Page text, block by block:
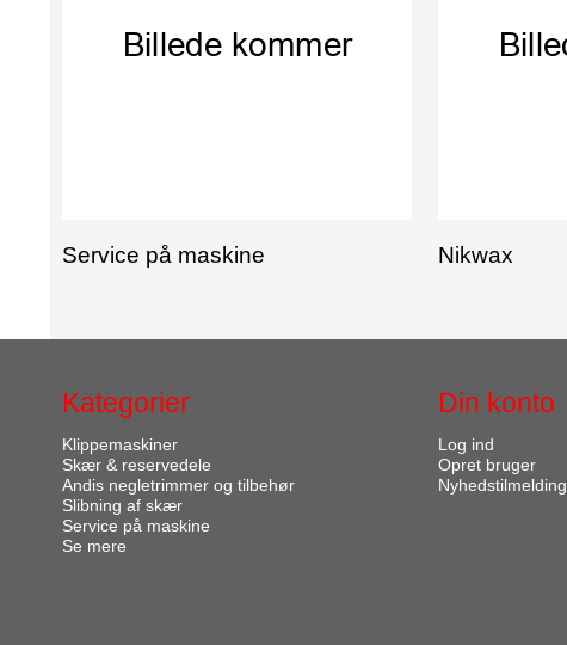
Service på maskine Nikwax
Kategorier
Klippemaskiner
Skær & reservedele
Andis negletrimmer og tilbehør
Slibning af skær
Service på maskine
Se mere
Din konto
Log ind
Opret bruger
Nyhedstilmelding